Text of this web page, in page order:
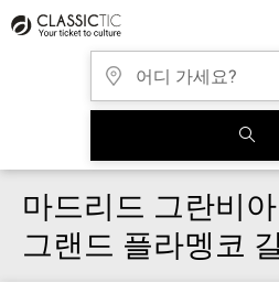
마드리드 그란비
그랜드 플라멩코